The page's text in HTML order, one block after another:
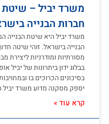
משרד יביל – שיטת
חברות הבנייה
משרד יביל היא שיטת הבנייה
הבנייה בישראל. זוהי שיטה
מסורתיות ומודרניות ליצירת
בבלוג ידון ביתרונות של יביל
בסיכונים הכרוכים בו
יספק מסקנה מדוע משרד יביל
קרא עוד »